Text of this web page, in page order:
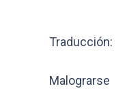
Traducción:
Malograrse